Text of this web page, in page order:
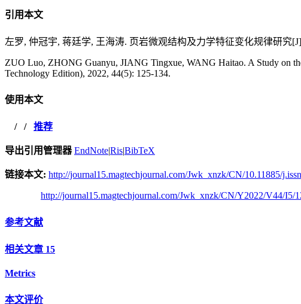
引用本文
左罗, 仲冠宇, 蒋廷学, 王海涛. 页岩微观结构及力学特征变化规律研究
ZUO Luo, ZHONG Guanyu, JIANG Tingxue, WANG Haitao. A Study on
Technology Edition), 2022, 44(5): 125-134.
使用本文
/ / 推荐
导出引用管理器 EndNote|Ris|BibTeX
链接本文: http://journal15.magtechjournal.com/Jwk_xnzk/CN/10.11885/
http://journal15.magtechjournal.com/Jwk_xnzk/CN/Y2022/V44/I5/
参考文献
相关文章 15
Metrics
本文评价